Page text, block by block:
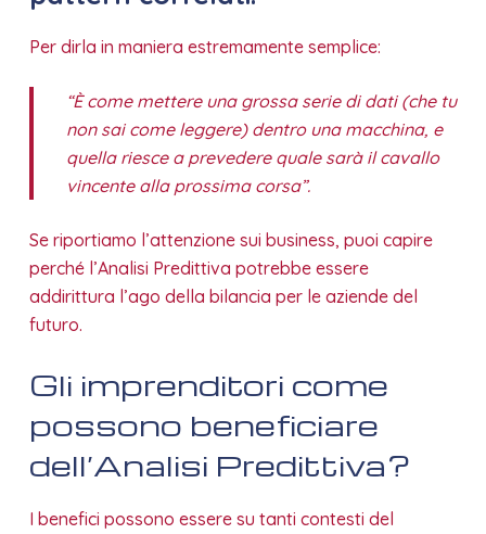
Per dirla in maniera estremamente semplice:
“È come mettere una grossa serie di dati (che tu
non sai come leggere) dentro una macchina, e
quella riesce a prevedere quale sarà il cavallo
vincente alla prossima corsa”.
Se riportiamo l’attenzione sui business, puoi capire
perché l’Analisi Predittiva potrebbe essere
addirittura l’ago della bilancia per le aziende del
futuro.
Gli imprenditori come
possono beneficiare
dell’Analisi Predittiva?
I benefici possono essere su tanti contesti del